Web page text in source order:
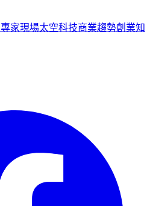
專家現場太空科技商業趨勢創業知